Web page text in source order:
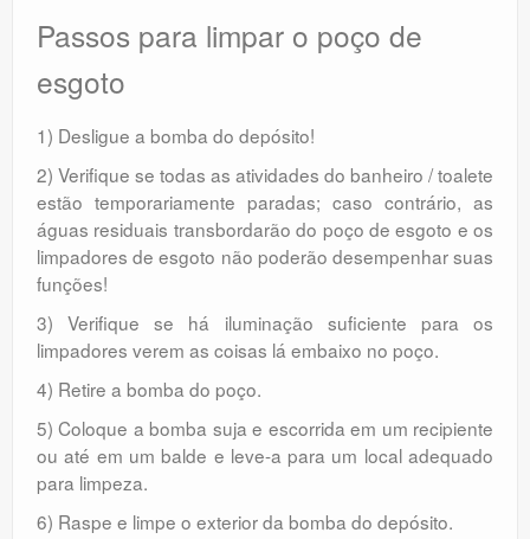
Passos para limpar o poço de
esgoto
1) Desligue a bomba do depósito!
2) Verifique se todas as atividades do banheiro / toalete
estão temporariamente paradas; caso contrário, as
águas residuais transbordarão do poço de esgoto e os
limpadores de esgoto não poderão desempenhar suas
funções!
3) Verifique se há iluminação suficiente para os
limpadores verem as coisas lá embaixo no poço.
4) Retire a bomba do poço.
5) Coloque a bomba suja e escorrida em um recipiente
ou até em um balde e leve-a para um local adequado
para limpeza.
6) Raspe e limpe o exterior da bomba do depósito.